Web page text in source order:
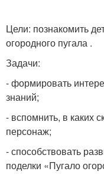
Цели: познакомить
огородного пугала .
Задачи:
- формировать
знаний;
- вспомнить, в каких
персонаж;
- способствовать
поделки «Пугало